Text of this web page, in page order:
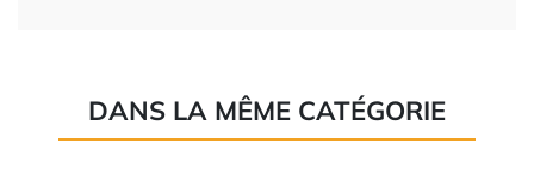
DANS LA MÊME CATÉGORIE